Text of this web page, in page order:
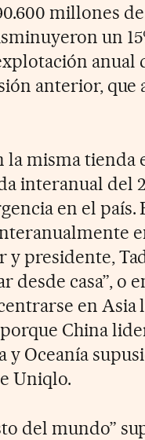
millones
un
anual
anterior, que
la misma tienda
interanual del
en el país.
presidente,
desde casa”, o
en Asia
China
y Oceanía
Uniqlo.
del mundo”